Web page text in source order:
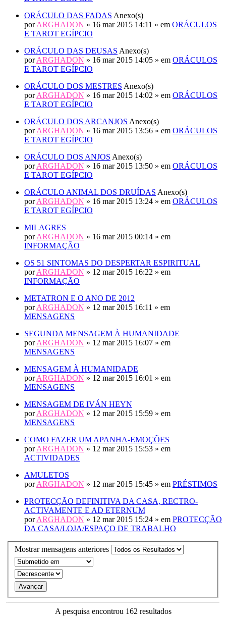
ORÁCULO DAS FADAS Anexo(s)
porARGHADON » 16 mar 2015 14:11 » em ORÁCULOS
E TAROT EGÍPCIO
ORÁCULO DAS DEUSAS Anexo(s)
porARGHADON » 16 mar 2015 14:05 » em ORÁCULOS
E TAROT EGÍPCIO
ORÁCULO DOS MESTRES Anexo(s)
porARGHADON » 16 mar 2015 14:02 » em ORÁCULOS
E TAROT EGÍPCIO
ORÁCULO DOS ARCANJOS Anexo(s)
porARGHADON » 16 mar 2015 13:56 » em ORÁCULOS
E TAROT EGÍPCIO
ORÁCULO DOS ANJOS Anexo(s)
porARGHADON » 16 mar 2015 13:50 » em ORÁCULOS
E TAROT EGÍPCIO
ORÁCULO ANIMAL DOS DRUÍDAS Anexo(s)
porARGHADON » 16 mar 2015 13:24 » em ORÁCULOS
E TAROT EGÍPCIO
MILAGRES
porARGHADON » 16 mar 2015 00:14 » em
INFORMAÇÃO
OS 51 SINTOMAS DO DESPERTAR ESPIRITUAL
porARGHADON » 12 mar 2015 16:22 » em
INFORMAÇÃO
METATRON E O ANO DE 2012
porARGHADON » 12 mar 2015 16:11 » em
MENSAGENS
SEGUNDA MENSAGEM À HUMANIDADE
porARGHADON » 12 mar 2015 16:07 » em
MENSAGENS
MENSAGEM À HUMANIDADE
porARGHADON » 12 mar 2015 16:01 » em
MENSAGENS
MENSAGEM DE IVÁN HEYN
porARGHADON » 12 mar 2015 15:59 » em
MENSAGENS
COMO FAZER UM APANHA-EMOÇÕES
porARGHADON » 12 mar 2015 15:53 » em
ACTIVIDADES
AMULETOS
porARGHADON » 12 mar 2015 15:45 » em PRÉSTIMOS
PROTECÇÃO DEFINITIVA DA CASA, RECTRO-
ACTIVAMENTE E AD ETERNUM
porARGHADON » 12 mar 2015 15:24 » em PROTECÇÃO
DA CASA/LOJA/ESPAÇO DE TRABALHO
Mostrar mensagens anteriores
A pesquisa encontrou 162 resultados